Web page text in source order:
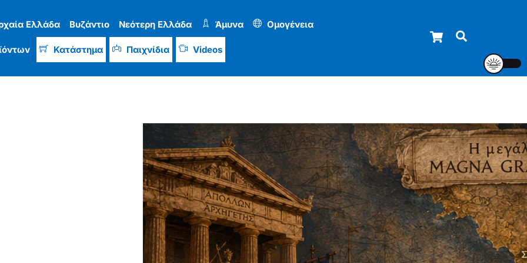
Cart
Ελλάδα Βυζάντιο Νεότερη Ελλάδα Άμυνα Ομογένεια
Κατάστημα Παιχνίδια Videos